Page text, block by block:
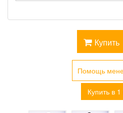
Купить
Помощь
Купить в 1